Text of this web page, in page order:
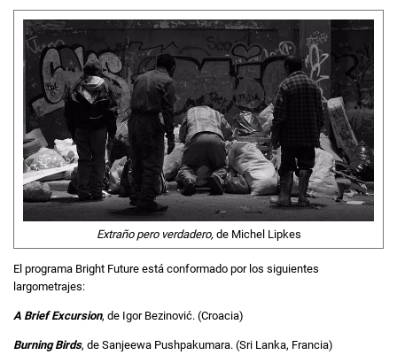
Extraño pero verdadero,de Michel Lipkes
El programa Bright Future está conformado por los siguientes
largometrajes:
A Brief Excursion, de Igor Bezinović. (Croacia)
Burning Birds, de Sanjeewa Pushpakumara. (Sri Lanka, Francia)